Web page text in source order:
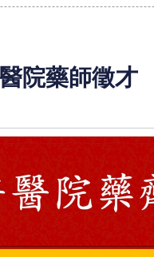
院藥師徵才